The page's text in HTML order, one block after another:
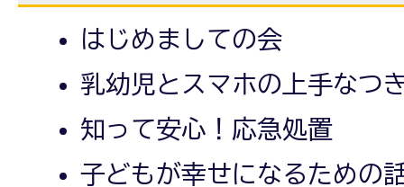
はじめましての会
乳幼児とスマホの上手なつ
知って安心！応急処置
子どもが幸せになるための